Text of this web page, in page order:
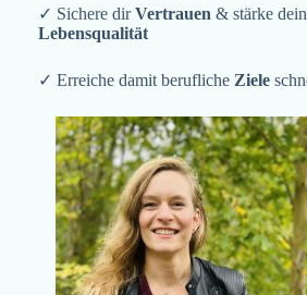
✓ Sichere dirVertrauen & stärke
Lebensqualität
✓ Erreiche damit berufliche Ziele